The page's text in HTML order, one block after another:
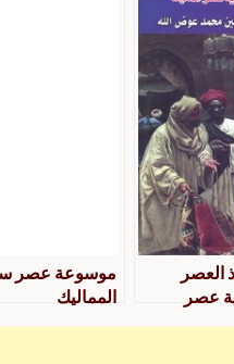
العصر
عصر
موسوعة عصر
المماليك